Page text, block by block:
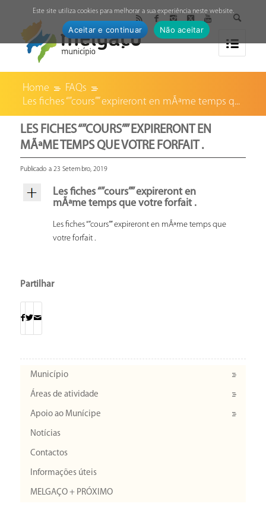
Home
FAQs
Les fiches “”cours”” expireront en mÃªme temps q...
LES FICHES “”COURS”” EXPIRERONT EN
MÃªME TEMPS QUE VOTRE FORFAIT .
Publicado a 23 Setembro, 2019
Les fiches “”cours”” expireront en
mÃªme temps que votre forfait .
Les fiches “”cours”” expireront en mÃªme temps que
votre forfait .
Partilhar
Município
Áreas de atividade
Apoio ao Munícipe
Notícias
Contactos
Informações úteis
MELGAÇO + PRÓXIMO
Este site utiliza cookies para melhorar a sua experiência neste website.
Aceitar e continuar Não aceitar